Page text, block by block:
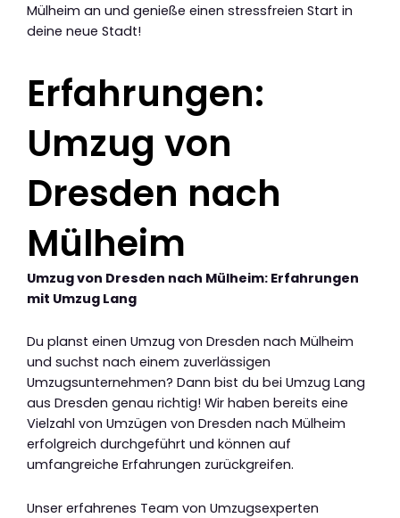
Mülheim an und genieße einen stressfreien Start in
deine neue Stadt!
Erfahrungen:
Umzug von
Dresden nach
Mülheim
Umzug von Dresden nach Mülheim: Erfahrungen
mit Umzug Lang
Du planst einen Umzug von Dresden nach Mülheim
und suchst nach einem zuverlässigen
Umzugsunternehmen? Dann bist du bei Umzug Lang
aus Dresden genau richtig! Wir haben bereits eine
Vielzahl von Umzügen von Dresden nach Mülheim
erfolgreich durchgeführt und können auf
umfangreiche Erfahrungen zurückgreifen.
Unser erfahrenes Team von Umzugsexperten